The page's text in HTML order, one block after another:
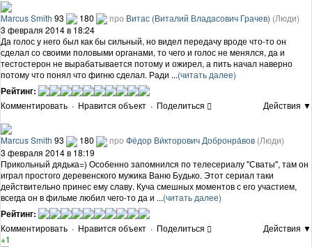
Marcus Smith 93 180 про Витас (Виталий Владасович Грачев) (Люди)
3 февраля 2014 в 18:24
Да голос у него был как бы сильный, но видел передачу вроде что-то он
сделал со своими половыми органами, то чего и голос не менялся, да и
тестостерон не вырабатывается потому и ожирел, а пить начал наверно
потому что понял что фигню сделал. Ради ...(читать далее)
Рейтинг:
Комментировать · Нравится объект · Поделиться Действия ▼
Marcus Smith 93 180 про Фёдор Ви́кторович Добронра́вов (Люди)
3 февраля 2014 в 18:19
Прикольный дядька=) Особенно запомнился по телесериалу "Сваты", там он
играл простого деревенского мужика Ваню Будько. Этот сериал таки
действительно принес ему славу. Куча смешных моментов с его участием,
всегда он в фильме любил чего-то да и ...(читать далее)
Рейтинг:
Комментировать · Нравится объект · Поделиться
Действия ▼
+1